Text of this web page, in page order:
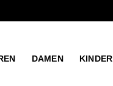
DAMEN KINDER